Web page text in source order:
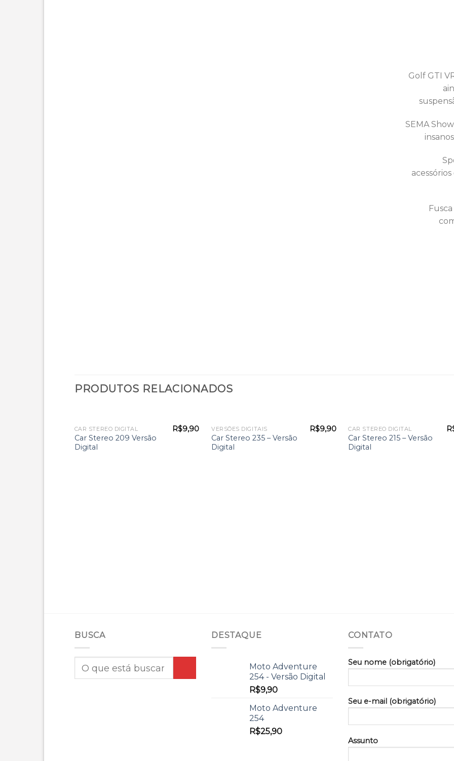
Golf GTI
SEMA
PRODUTOS RELACIONADOS
CAR STEREO DIGITAL
Car Stereo 209 Versão
Digital
R$9,90 VERSÕES DIGITAIS
Car Stereo 235 – Versão
Digital
R$9,90 CAR STEREO DIGITAL
Car Stereo 215 – Versão
Digital
BUSCA DESTAQUE
Moto Adventure
254 - Versão Digital
R$9,90
Moto Adventure
254
R$25,90
CONTATO
Seu nome (obrigatório)
Seu e-mail (obrigatório)
Assunto